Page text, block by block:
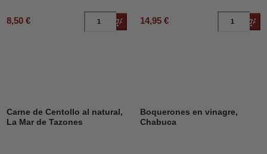
8,50 € Añadir al carrito
14,95 €
Carne de Centollo al natural,
La Mar de Tazones
Boquerones en vinagre,
Chabuca